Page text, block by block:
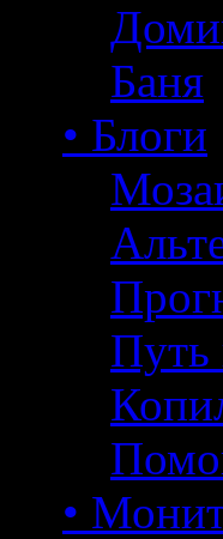
Баня
• Блоги
Путь
•